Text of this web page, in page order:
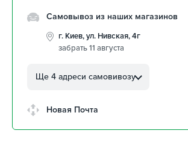
Самовывоз из наших магазинов
г. Киев, ул. Нивская, 4г
забрать 11 августа
Автолюбителей, 8а
авторынок
Ще 4 адреси самовивозу
Новая Почта